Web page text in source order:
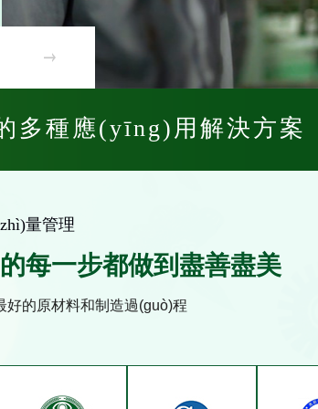
多種應(yīng)用解決方案
量管理
每一步都做到盡善盡美
好的原材料和制造過(guò)程